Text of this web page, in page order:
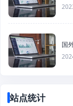
国
站点统计